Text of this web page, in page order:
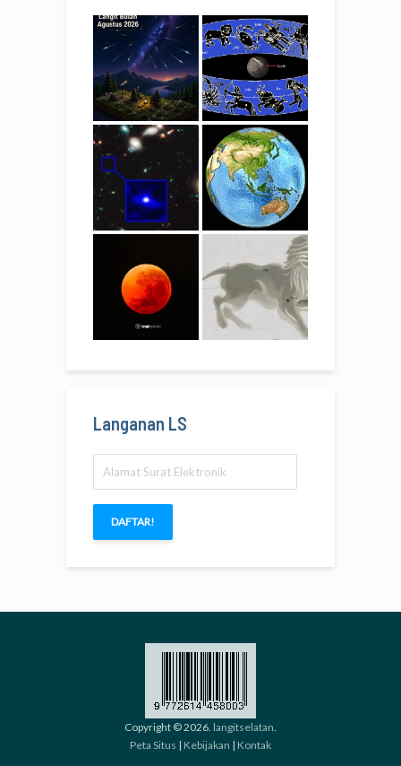
Langanan LS
Surat
Elektronik
DAFTAR!
Copyright © 2026. langitselatan.
Peta Situs | Kebijakan | Kontak